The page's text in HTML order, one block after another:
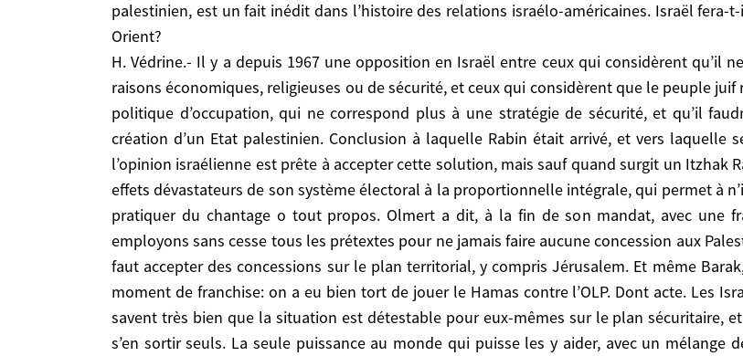
palestinien, est un fait inédit dans l’histoire des relations israélo-américaines. Israël
Orient?
H. Védrine.- Il y a depuis 1967 une opposition en Israël entre ceux qui considèrent qu’il
raisons économiques, religieuses ou de sécurité, et ceux qui considèrent que le peuple
politique d’occupation, qui ne correspond plus à une stratégie de sécurité, et qu’il
création d’un Etat palestinien. Conclusion à laquelle Rabin était arrivé, et vers laquelle
l’opinion israélienne est prête à accepter cette solution, mais sauf quand surgit un Itzhak
effets dévastateurs de son système électoral à la proportionnelle intégrale, qui permet à
pratiquer du chantage o tout propos. Olmert a dit, à la fin de son mandat, avec une
employons sans cesse tous les prétextes pour ne jamais faire aucune concession aux
faut accepter des concessions sur le plan territorial, y compris Jérusalem. Et même
moment de franchise: on a eu bien tort de jouer le Hamas contre l’OLP. Dont acte. Les
savent très bien que la situation est détestable pour eux-mêmes sur le plan sécuritaire,
s’en sortir seuls. La seule puissance au monde qui puisse les y aider, avec un mélange
d’occupation, qui ne correspond plus à une stratégie de sécurité, et qu’il faudra bien un
palestinien. Conclusion à laquelle Rabin était arrivé, et vers laquelle se dirigeait Sharon. Ça
accepter cette solution, mais sauf quand surgit un Itzhak Rabin, le système politico-
électoral à la proportionnelle intégrale, qui permet à n’importe quel groupe extrémiste de
a dit, à la fin de son mandat, avec une franchise que je salue: ça fait quarante ans que nous
aucune concession aux Palestiniens. Ce n’est plus possible, ça ne peut plus durer. Il
Jérusalem. Et même Barak, ministre de la Défense actuel a dit, lui aussi dans un moment
Dont acte. Les Israéliens se sont enferrés eux-mêmes dans un piège. Ils savent très bien
sécuritaire, et abominable pour les Palestiniens. Ils ne peuvent pas s’en sortir seuls. La
de fermeté, d’amitié et d’engagement de sécurité, c’est l’Amérique. Je regrette de dire cela
c’est l’évidence même. J’ai trouvé tragique que la droite israélienne – et au-delà –
renoncé à toute pression utile et toute initiative. Et j’ai trouvé néfaste l’alignement de
israélienne qui n’avait d’autre perspective que de perpétuer le statu quo. Je trouve par
politique d’Obama, qui se saisit d’emblée du sujet sans attendre son deuxième mandat pour
aussi qu’il y a un début d’évolution, au sein de la communauté juive américaine, peut